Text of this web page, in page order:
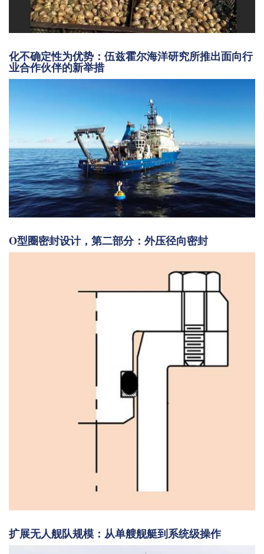
化不确定性为优势：伍兹霍尔海洋研究所推出面向行
业合作伙伴的新举措
O型圈密封设计，第二部分：外压径向密封
扩展无人舰队规模：从单艘舰艇到系统级操作